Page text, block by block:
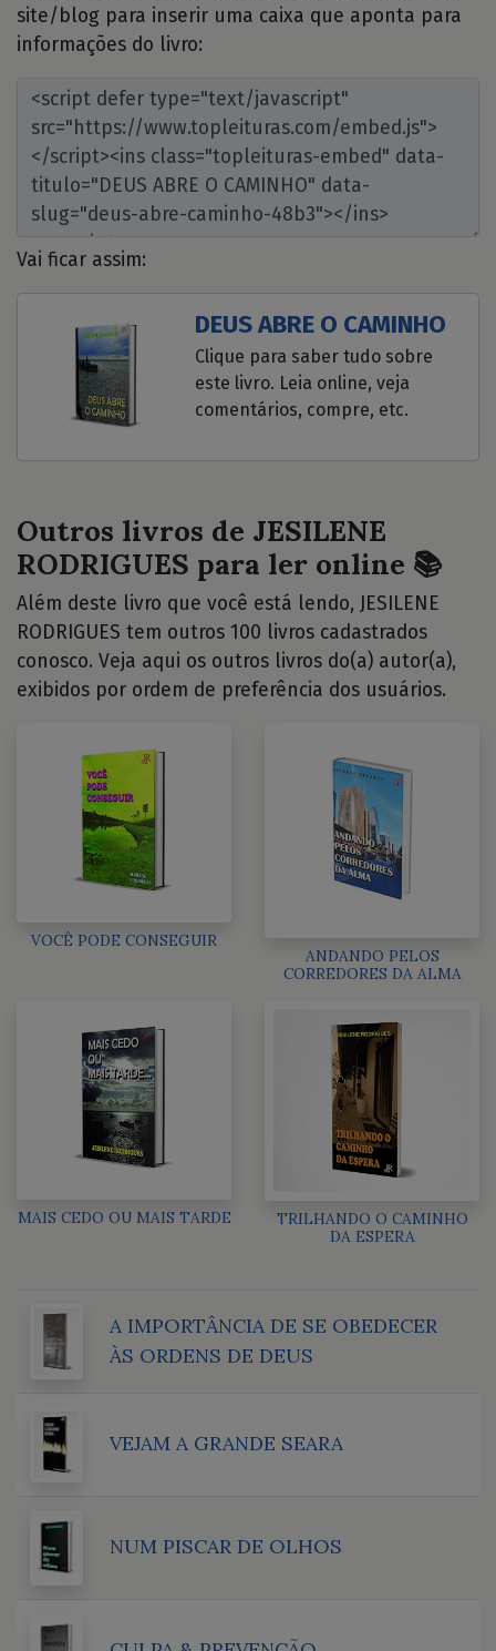
site/blog para inserir uma caixa que aponta para
informações do livro:
Vai ficar assim:
DEUS ABRE O CAMINHO
Clique para saber tudo sobre
este livro. Leia online, veja
comentários, compre, etc.
Outros livros de JESILENE
RODRIGUES para ler online 📚
Além deste livro que você está lendo, JESILENE
RODRIGUES tem outros 100 livros cadastrados
conosco. Veja aqui os outros livros do(a) autor(a),
exibidos por ordem de preferência dos usuários.
VOCÊ PODE CONSEGUIR
ANDANDO PELOS
CORREDORES DA ALMA
MAIS CEDO OU MAIS TARDE
TRILHANDO O CAMINHO
DA ESPERA
A IMPORTÂNCIA DE SE OBEDECER
ÀS ORDENS DE DEUS
VEJAM A GRANDE SEARA
NUM PISCAR DE OLHOS